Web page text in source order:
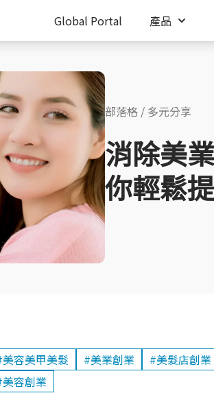
Global Portal 產品
部落格 / 多元分享
消除美
你輕鬆
容美甲美髮 #美業創業 #美髮店創業
容創業